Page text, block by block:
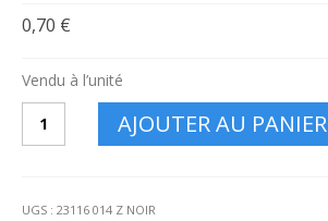
0,70 €
Vendu à l’unité
AJOUTER AU PANIER
UGS : 23116 014 Z NOIR